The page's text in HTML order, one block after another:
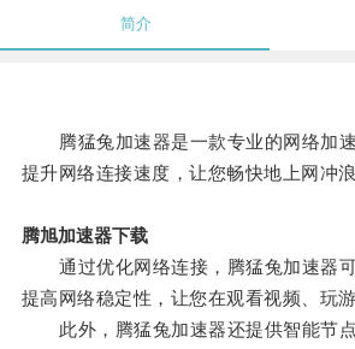
简介
腾猛兔加速器是一款专业的网络加速
提升网络连接速度，让您畅快地上网冲浪
腾旭加速器下载
通过优化网络连接，腾猛兔加速器可
提高网络稳定性，让您在观看视频、玩
此外，腾猛兔加速器还提供智能节点